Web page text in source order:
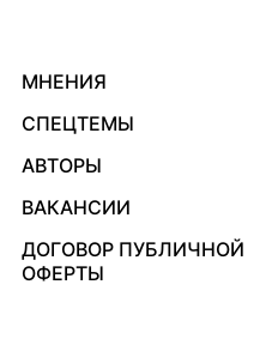
МНЕНИЯ
СПЕЦТЕМЫ
АВТОРЫ
ВАКАНСИИ
ДОГОВОР ПУБЛИЧНОЙ
ОФЕРТЫ